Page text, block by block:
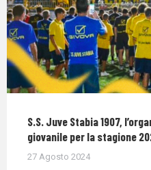
S.S. Juve Stabia 1907,
giovanile per la stagione
27 Agosto 2024